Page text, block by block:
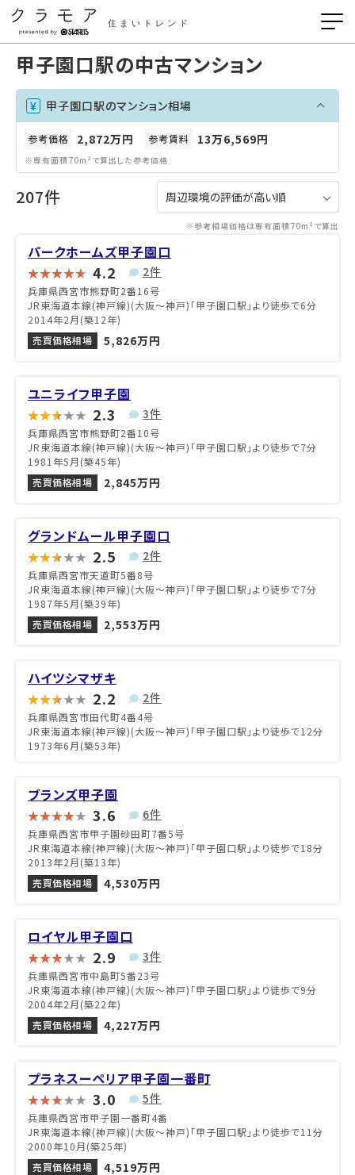
住まいトレンド
甲子園口駅の中古マンション
甲子園口駅のマンション相場
参考価格 2,872万円 参考賃料 13万6,569円
※専有面積70m²で算出した参考価格
207件
※参考相場価格は専有面積70m²で算出
パークホームズ甲子園口
4.2 2件
兵庫県西宮市熊野町2番16号
JR東海道本線(神戸線)(大阪～神戸)「甲子園口駅」より徒歩で6分
2014年2月(築12年)
売買価格相場
5,826万円
ユニライフ甲子園
2.3 3件
兵庫県西宮市熊野町2番10号
JR東海道本線(神戸線)(大阪～神戸)「甲子園口駅」より徒歩で7分
1981年5月(築45年)
売買価格相場
2,845万円
グランドムール甲子園口
2.5 2件
兵庫県西宮市天道町5番8号
JR東海道本線(神戸線)(大阪～神戸)「甲子園口駅」より徒歩で7分
1987年5月(築39年)
売買価格相場
2,553万円
ハイツシマザキ
2.2 2件
兵庫県西宮市田代町4番4号
JR東海道本線(神戸線)(大阪～神戸)「甲子園口駅」より徒歩で12分
1973年6月(築53年)
ブランズ甲子園
3.6 6件
兵庫県西宮市甲子園砂田町7番5号
JR東海道本線(神戸線)(大阪～神戸)「甲子園口駅」より徒歩で18分
2013年2月(築13年)
売買価格相場
4,530万円
ロイヤル甲子園口
2.9 3件
兵庫県西宮市中島町5番23号
JR東海道本線(神戸線)(大阪～神戸)「甲子園口駅」より徒歩で9分
2004年2月(築22年)
売買価格相場
4,227万円
プラネスーペリア甲子園一番町
3.0 5件
兵庫県西宮市甲子園一番町4番
JR東海道本線(神戸線)(大阪～神戸)「甲子園口駅」より徒歩で11分
2000年10月(築25年)
売買価格相場
4,519万円